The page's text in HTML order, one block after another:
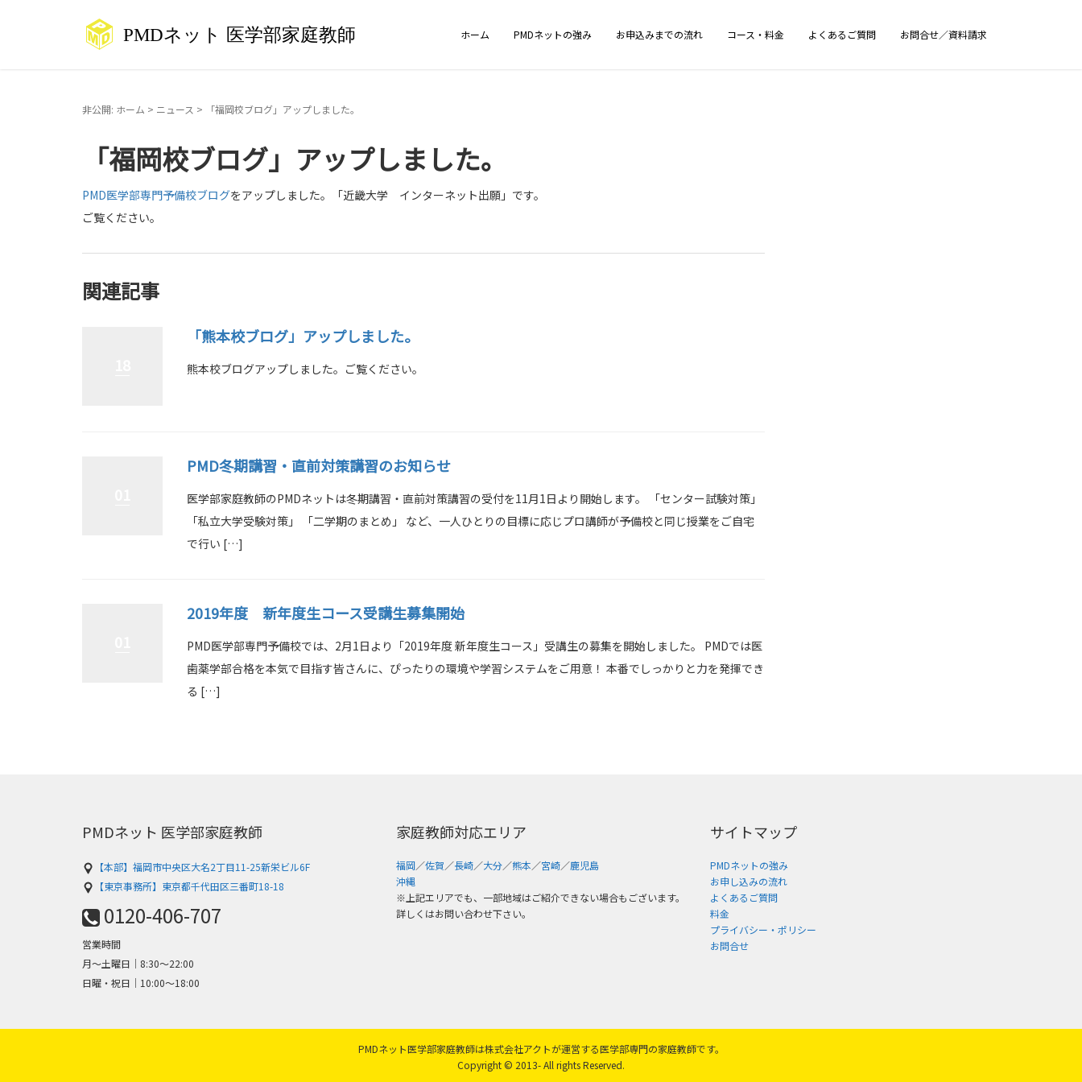
ホーム PMDネットの強み お申込みまでの流れ コース・料金 よくあるご質問 お問合せ／資料請求
非公開: ホーム > ニュース > 「福岡校ブログ」アップしました。
「福岡校ブログ」アップしました。
PMD医学部専門予備校ブログをアップしました。「近畿大学 インターネット出願」です。
ご覧ください。
関連記事
「熊本校ブログ」アップしました。
熊本校ブログアップしました。ご覧ください。
PMD冬期講習・直前対策講習のお知らせ
医学部家庭教師のPMDネットは冬期講習・直前対策講習の受付を11月1日より開始します。 「センター試験対策」
「私立大学受験対策」 「二学期のまとめ」 など、一人ひとりの目標に応じプロ講師が予備校と同じ授業をご自宅
で行い […]
2019年度 新年度生コース受講生募集開始
PMD医学部専門予備校では、2月1日より「2019年度 新年度生コース」受講生の募集を開始しました。 PMDでは医
歯薬学部合格を本気で目指す皆さんに、ぴったりの環境や学習システムをご用意！ 本番でしっかりと力を発揮でき
る […]
PMDネット 医学部家庭教師
【本部】福岡市中央区大名2丁目11-25新栄ビル6F
【東京事務所】東京都千代田区三番町18-18
0120-406-707
営業時間
月～土曜日│8:30〜22:00
日曜・祝日│10:00〜18:00
家庭教師対応エリア
福岡／佐賀／長崎／大分／熊本／宮崎／鹿児島
沖縄
※上記エリアでも、一部地域はご紹介できない場合もございます。
詳しくはお問い合わせ下さい。
サイトマップ
PMDネットの強み
お申し込みの流れ
よくあるご質問
料金
プライバシー・ポリシー
お問合せ
PMDネット医学部家庭教師は株式会社アクトが運営する医学部専門の家庭教師です。
Copyright © 2013- All rights Reserved.